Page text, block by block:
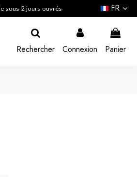
sous 2 jours ouvrés FR
Rechercher Connexion Panier